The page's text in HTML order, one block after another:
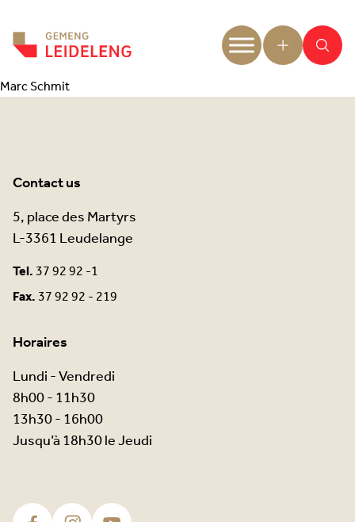
Marc Schmit
Contact us
5, place des Martyrs
L-3361 Leudelange
Tel.37 92 92 -1
Fax.37 92 92 - 219
Horaires
Lundi - Vendredi
8h00 - 11h30
13h30 - 16h00
Jusqu’à 18h30 le Jeudi